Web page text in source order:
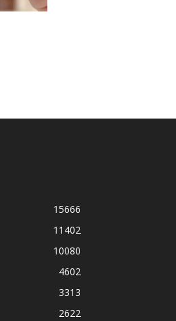
15666
11402
10080
4602
3313
2622